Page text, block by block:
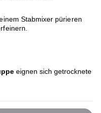
Stabmixer pürieren
eignen sich getrocknete